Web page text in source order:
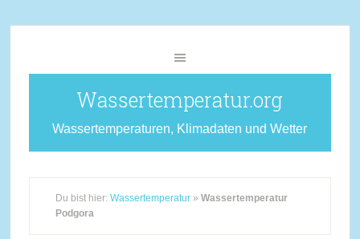
Wassertemperatur.org
Wassertemperaturen, Klimadaten und Wetter
Du bist hier: Wassertemperatur» Wassertemperatur
Podgora